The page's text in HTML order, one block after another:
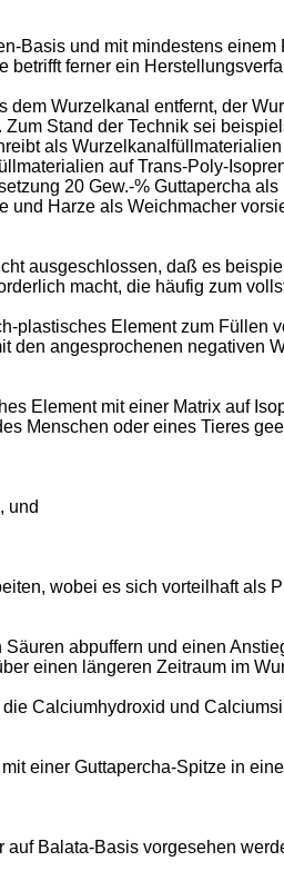
Basis und mit mindestens
ferner ein
Wurzelkanal entfernt, der
Stand der Technik sei
als
auf Trans-Poly-
20 Gew.-% Guttapercha
und Harze als Weichmacher
ausgeschlossen, daß es
macht, die häufig zum
plastisches Element zum Füllen
angesprochenen negativen
Element mit einer Matrix auf
Menschen oder eines Tieres
und
wobei es sich vorteilhaft als
abpuffern und einen
einen längeren Zeitraum im
Calciumhydroxid und
einer Guttapercha-Spitze in
Balata-Basis vorgesehen